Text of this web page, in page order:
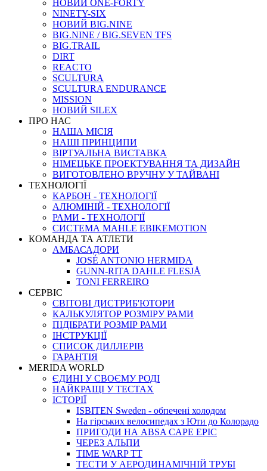
НОВИЙ ONE-FORTY
NINETY-SIX
НОВИЙ BIG.NINE
BIG.NINE / BIG.SEVEN TFS
BIG.TRAIL
DIRT
REACTO
SCULTURA
SCULTURA ENDURANCE
MISSION
НОВИЙ SILEX
ПРО НАС
НАША МICIЯ
НАШI ПРИНЦИПИ
ВIРТУАЛЬНА ВИСТАВКА
НІМЕЦЬКЕ ПРОЕКТУВАННЯ ТА ДИЗАЙН
ВИГОТОВЛЕНО ВРУЧНУ У ТАЙВАНІ
ТЕХНОЛОГІЇ
КАРБОН - ТЕХНОЛОГІЇ
АЛЮМІНІЙ - ТЕХНОЛОГІЇ
РАМИ - ТЕХНОЛОГІЇ
СИСТЕМА MAHLE EBIKEMOTION
КОМАНДА ТА АТЛЕТИ
АМБАСАДОРИ
JOSÉ ANTONIO HERMIDA
GUNN-RITA DAHLE FLESJÅ
TONI FERREIRO
СЕРВІС
СВІТОВІ ДИСТРИБ'ЮТОРИ
КАЛЬКУЛЯТОР РОЗМIРУ РАМИ
ПІДІБРАТИ РОЗМІР РАМИ
IНСТРУКЦIЇ
СПИСОК ДИЛЛЕРІВ
ГАРАНТIЯ
MERIDA WORLD
ЄДИНI У СВОЄМУ РОДI
НАЙКРАЩІ У ТЕСТАХ
ІСТОРІЇ
ISBITEN Sweden - обпечені холодом
На гірських велосипедах з Юти до Колорадо
ПРИГОДИ НА ABSA CAPE EPIC
ЧЕРЕЗ АЛЬПИ
TIME WARP TT
ТЕСТИ У АЕРОДИНАМІЧНІЙ ТРУБІ